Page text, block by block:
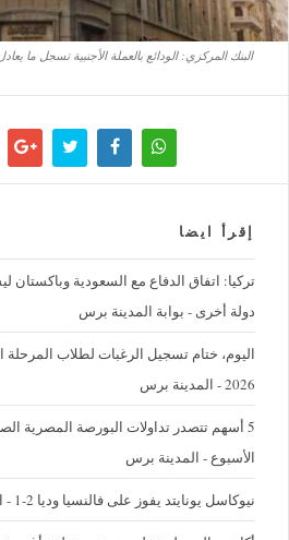
إقرأ ايضا
تركيا: اتفاق الدفاع مع السعودية
دولة أخرى - بوابة المدينة برس
اليوم، ختام تسجيل الرغبات لطلاب المرحلة
2026 - المدينة برس
5 أسهم تتصدر تداولات البورصة المصرية
الأسبوع - المدينة برس
نيوكاسل يونايتد يفوز على فالنسيا وديا 2-1 - المدينة برس